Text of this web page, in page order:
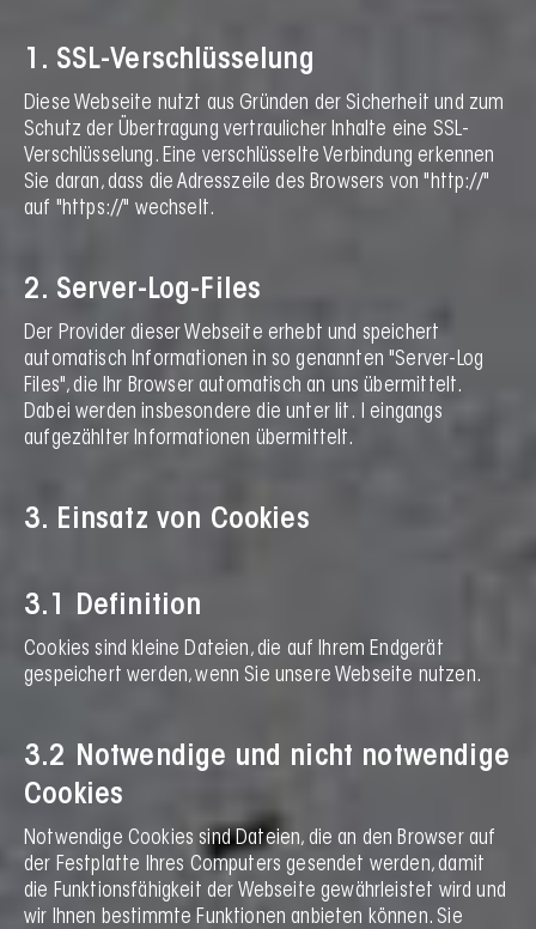
1. SSL-Verschlüsselung
Diese Webseite nutzt aus Gründen der Sicherheit und zum
Schutz der Übertragung vertraulicher Inhalte eine SSL-
Verschlüsselung. Eine verschlüsselte Verbindung erkennen
Sie daran, dass die Adresszeile des Browsers von "http://"
auf "https://" wechselt.
2. Server-Log-Files
Der Provider dieser Webseite erhebt und speichert
automatisch Informationen in so genannten "Server-Log
Files", die Ihr Browser automatisch an uns übermittelt.
Dabei werden insbesondere die unter lit. I eingangs
aufgezählter Informationen übermittelt.
3. Einsatz von Cookies
3.1 Definition
Cookies sind kleine Dateien, die auf Ihrem Endgerät
gespeichert werden, wenn Sie unsere Webseite nutzen.
3.2 Notwendige und nicht notwendige
Cookies
Notwendige Cookies sind Dateien, die an den Browser auf
der Festplatte Ihres Computers gesendet werden, damit
die Funktionsfähigkeit der Webseite gewährleistet wird und
wir Ihnen bestimmte Funktionen anbieten können. Sie